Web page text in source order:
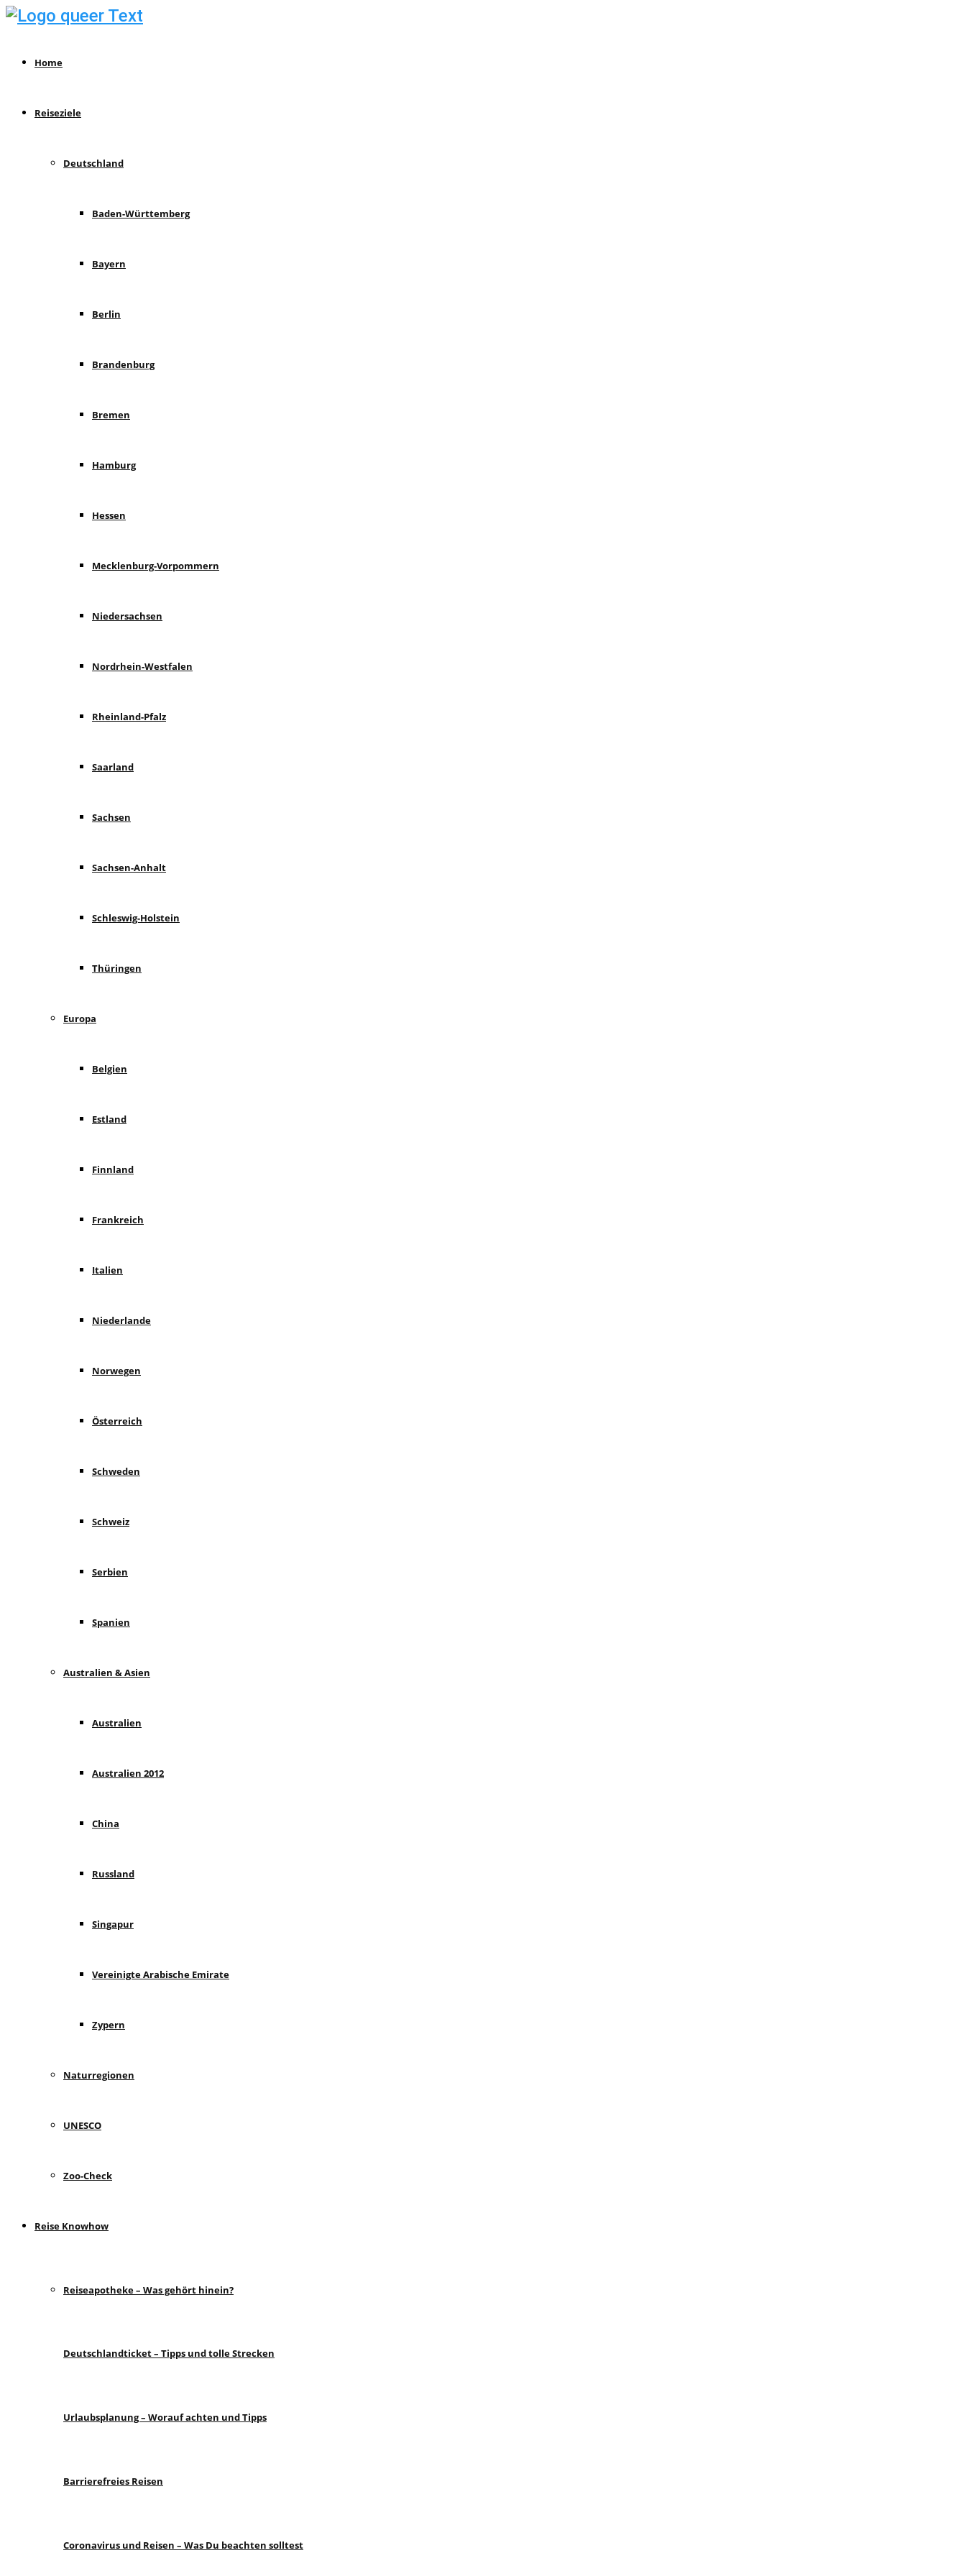
Home
Reiseziele
Deutschland
Baden-Württemberg
Bayern
Berlin
Brandenburg
Bremen
Hamburg
Hessen
Mecklenburg-Vorpommern
Niedersachsen
Nordrhein-Westfalen
Rheinland-Pfalz
Saarland
Sachsen
Sachsen-Anhalt
Schleswig-Holstein
Thüringen
Europa
Belgien
Estland
Finnland
Frankreich
Italien
Niederlande
Norwegen
Österreich
Schweden
Schweiz
Serbien
Spanien
Australien & Asien
Australien
Australien 2012
China
Russland
Singapur
Vereinigte Arabische Emirate
Zypern
Naturregionen
UNESCO
Zoo-Check
Reise Knowhow
Reiseapotheke – Was gehört hinein?
Deutschlandticket – Tipps und tolle Strecken
Urlaubsplanung – Worauf achten und Tipps
Barrierefreies Reisen
Coronavirus und Reisen – Was Du beachten solltest